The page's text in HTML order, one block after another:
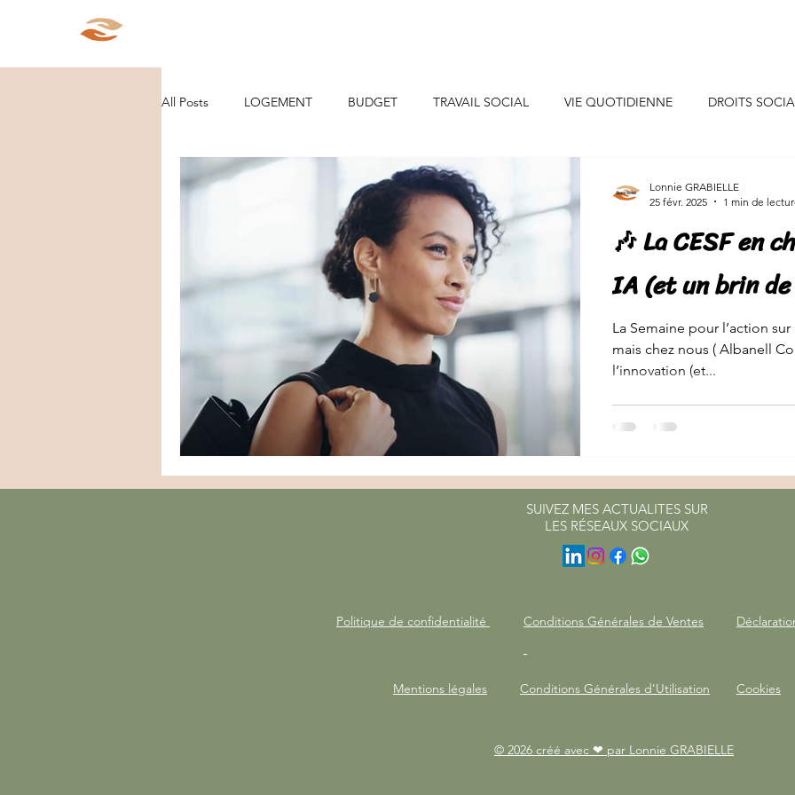
All Posts LOGEMENT BUDGET TRAVAIL SOCIAL VIE QUOTIDIENNE DROITS
ORGANISATION/RANGEMENT CONSEILS DECO
DEMARCHES ADMINISTRATIVES SANTE/ALIMENTATION EVENEMENTS DE VIE
VIE D'ENTREPRENEURE CONSOMMATION
🎶 La CESF en
IA (et un brin
La Semaine pour l’action
mais chez nous ( Albanell Conseil et Aparté
l’innovation (et...
Lonnie GRABIELLE
25 févr. 2025
1 min de
SUIVEZ MES ACTUALITES SUR
LES RÉSEAUX SOCIAUX
Politique de confidentialité
Mentions légales
Conditions Générales de Ventes
Conditions Générales d'Utilisation Cookies
© 2026 créé avec ❤ par Lonnie GRABIELLE